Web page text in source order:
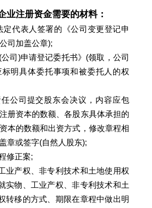
注册资金需要的材料：
代表人签署的《公司变更登记申
司加盖公章);
)申请登记委托书》(领取，公司
明具体委托事项和被委托人的权
司提交股东会决议，内容应包
册资本的数额、各股东具体承担的
本的数额和出资方式，修改章程相
章或签字(自然人股东);
正案;
产权、非专利技术和土地使用权
实物、工业产权、非专利技术和土
转移的方式、期限在章程中做出明